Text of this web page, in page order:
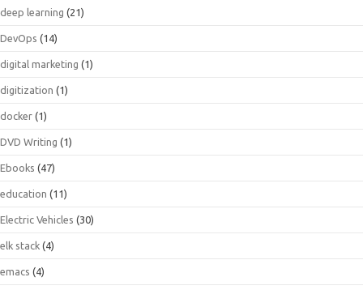
deep learning (21)
DevOps (14)
digital marketing (1)
digitization (1)
docker (1)
DVD Writing (1)
Ebooks (47)
education (11)
Electric Vehicles (30)
elk stack (4)
emacs (4)